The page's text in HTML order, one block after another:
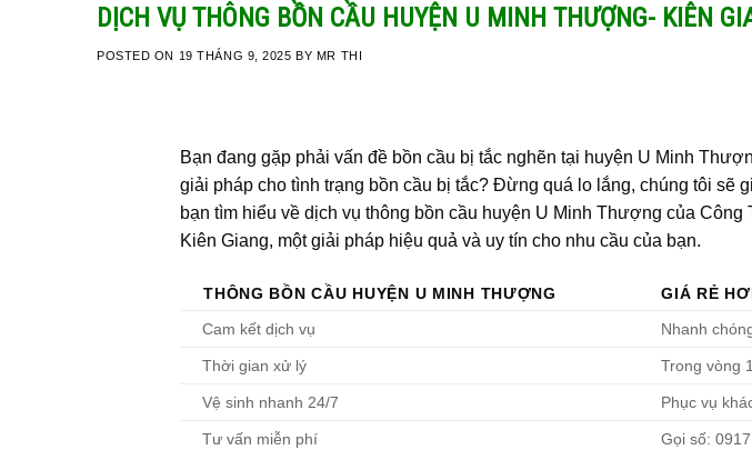
DỊCH VỤ THÔNG BỒN CẦU HUYỆN U MINH THƯỢNG- KIÊN
POSTED ON 19 THÁNG 9, 2025 BY MR THI
Bạn đang gặp phải vấn đề bồn cầu bị tắc nghẽn tại huyện U Minh
giải pháp cho tình trạng bồn cầu bị tắc? Đừng quá lo lắng, chúng tôi sẽ
bạn tìm hiểu về dịch vụ thông bồn cầu huyện U Minh Thượng của
Kiên Giang, một giải pháp hiệu quả và uy tín cho nhu cầu của bạn.
THÔNG BỒN CẦU HUYỆN U MINH THƯỢNG GIÁ RẺ
Cam kết dịch vụ Nhanh
Thời gian xử lý Trong vòng
Vệ sinh nhanh 24/7 Phục vụ
Tư vấn miễn phí Gọi số: